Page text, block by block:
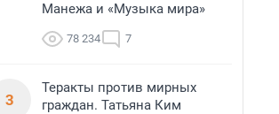
Манежа и «Музыка мира»
78 234 7
3
Теракты против мирных
граждан. Татьяна Ким